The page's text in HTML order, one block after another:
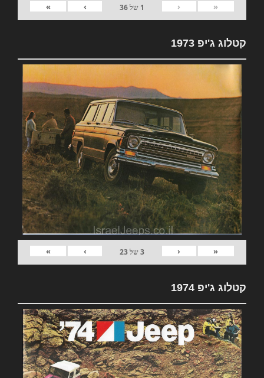
«
‹
1 של36
›
»
קטלוג ג'יפ 1973
«
‹
3של23
›
»
קטלוג ג'יפ 1974